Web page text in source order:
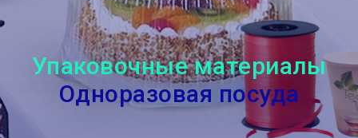
Упаковочные материалы
Одноразовая посуда